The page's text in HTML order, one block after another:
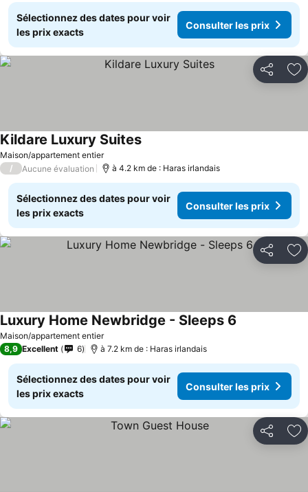
Sélectionnez des dates pour voir
les prix exacts
Consulter les prix
Partager
Maison/appartement entier
Kildare Luxury Suites
/ Aucune évaluation à 4.2 km de : Haras irlandais
Sélectionnez des dates pour voir
les prix exacts
Consulter les prix
Partager
Maison/appartement entier
Luxury Home Newbridge - Sleeps 6
8,9 Excellent 6 à 7.2 km de : Haras irlandais
Sélectionnez des dates pour voir
les prix exacts
Consulter les prix
Partager